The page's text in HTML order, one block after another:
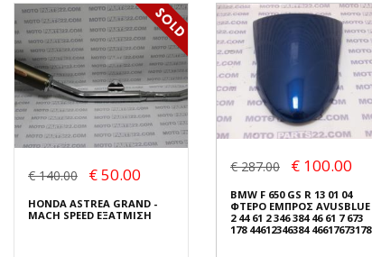
€ 140.00 € 50.00
HONDA ASTREA GRAND -
MACH SPEED ΕΞΑΤΜΙΣΗ
€ 287.00 € 100.00
BMW F 650 GS R 13 01 04
ΦΤΕΡΟ ΕΜΠΡΟΣ AVUSBLUE
2 44 61 2 346 384 46 61 7 673
178 44612346384 46617673178